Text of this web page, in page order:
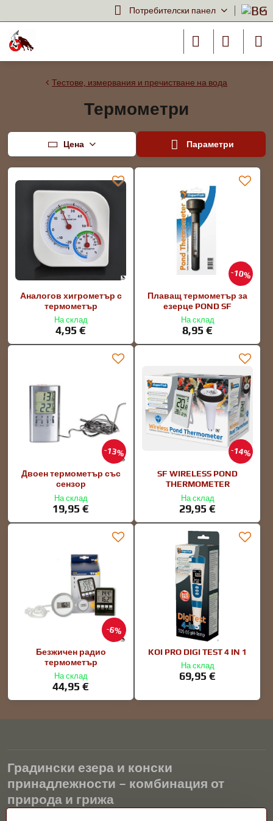
Потребителски панел
Тестове, измервания и пречистване на вода
Термометри
Цена Параметри
Аналогов хигрометър с
термометър
На склад
4,95 €
10%
Плаващ термометър за
езерце POND SF
На склад
8,95 €
13%
Двоен термометър със
сензор
На склад
19,95 €
14%
SF WIRELESS POND
THERMOMETER
На склад
29,95 €
6%
Безжичен радио
термометър
На склад
44,95 €
KOI PRO DIGI TEST 4 IN 1
На склад
69,95 €
Градински езера и конски
принадлежности – комбинация от
природа и грижа